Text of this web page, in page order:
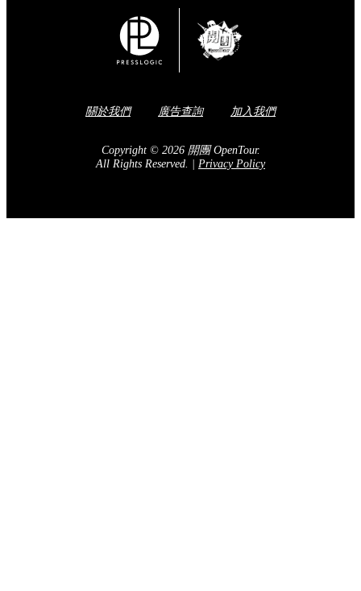
關於我們 廣告查詢 加入我們
Copyright © 2026 開團 OpenTour.
All Rights Reserved.
Privacy Policy